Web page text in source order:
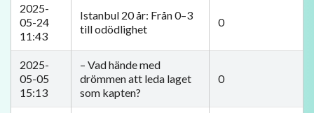
2025-
05-24
11:43
Istanbul 20 år: Från 0–3
till odödlighet
0
2025-
05-05
15:13
– Vad hände med
drömmen att leda laget
som kapten?
0